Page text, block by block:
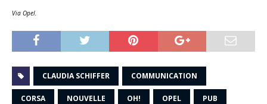
Via Opel.
CLAUDIA SCHIFFER COMMUNICATION
CORSA NOUVELLE OH! OPEL PUB